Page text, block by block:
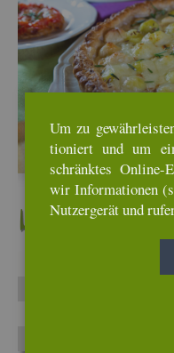
Li­te­ra­tur
Um zu
tio­niert und um
schränk­tes On­line-
wir In­for­ma­tio­nen
Nut­zer­ge­rät und